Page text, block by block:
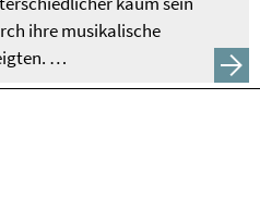
ihre musikalische
…